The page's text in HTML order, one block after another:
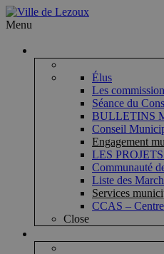
Menu
Élus
Les
Séance du
BULLETINS
Conseil
Engagement
LES
Communauté
Liste des
Services
CCAS –
Close